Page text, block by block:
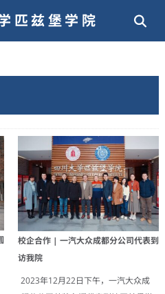
匹兹堡学院
校企合作 | 一汽大众成都分公司代表到
访我院
2023年12月22日下午，一汽大众成